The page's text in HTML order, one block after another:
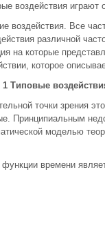
воздействия
воздействия. Все
различной
на которые
которое
1 Типовые
точки зрения
Принципиальным
моделью
времени